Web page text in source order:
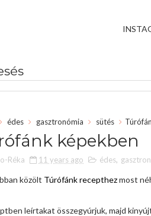
édes gasztronómia sütés
képekben
Réka 11 years ago édes,
közölt Túrófánk recepthezmost
leírtakat összegyúrjuk, majd